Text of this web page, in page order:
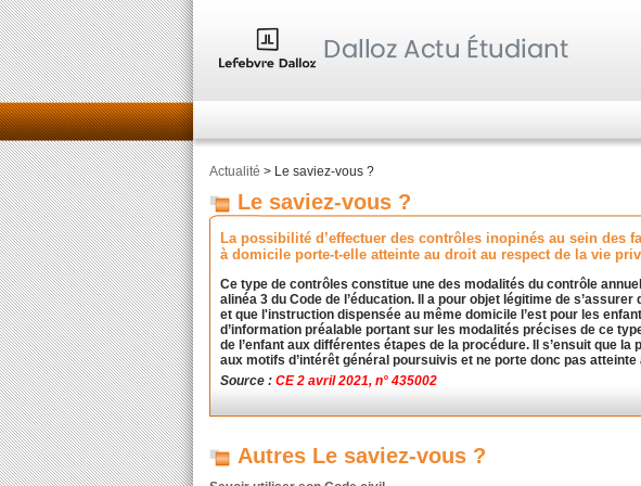
Actualité > Le saviez-vous ?
Le saviez-vous ?
La possibilité d’effectuer des contrôles inopinés au sein des
à domicile porte-t-elle atteinte au droit au respect de la vie
Ce type de contrôles constitue une des modalités du contrôle
alinéa 3 du Code de l’éducation. Il a pour objet légitime de
et que l'instruction dispensée au même domicile l’est pour les
d’information préalable portant sur les modalités précises de ce
de l’enfant aux différentes étapes de la procédure. Il s’ensuit que
aux motifs d’intérêt général poursuivis et ne porte donc pas
Source :CE 2 avril 2021, n° 435002
Autres Le saviez-vous ?